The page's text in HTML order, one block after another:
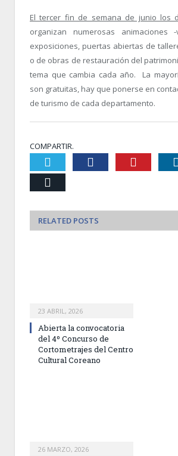
El tercer fin de semana de junio los
organizan numerosas animaciones
exposiciones, puertas abiertas de
o de obras de restauración del
tema que cambia cada año. La
son gratuitas, hay que ponerse en
de turismo de cada departamento.
COMPARTIR.
Facebook Pinterest
RELATED POSTS
23 ABRIL, 2026
Abierta la convocatoria
del 4º Concurso de
Cortometrajes del Centro
Cultural Coreano
26 MARZO, 2026